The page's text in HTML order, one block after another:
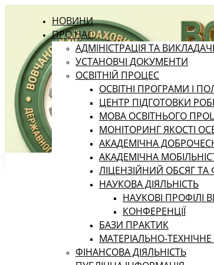
НОВИНИ
ПРО НАС
АДМІНІСТРАЦІЯ ТА ВИКЛАДАЧІ
УСТАНОВЧІ ДОКУМЕНТИ
ОСВІТНІЙ ПРОЦЕС
ОСВІТНІ ПРОГРАМИ І
ЦЕНТР ПІДГОТОВКИ
МОВА ОСВІТНЬОГО
МОНІТОРИНГ ЯКОСТІ
АКАДЕМІЧНА
АКАДЕМІЧНА
ЛІЦЕНЗІЙНИЙ ОБСЯГ
НАУКОВА ДІЯЛЬНІСТЬ
НАУКОВІ ПРОФІЛІ
КОНФЕРЕНЦІЇ
БАЗИ ПРАКТИК
МАТЕРІАЛЬНО-
ФІНАНСОВА ДІЯЛЬНІСТЬ